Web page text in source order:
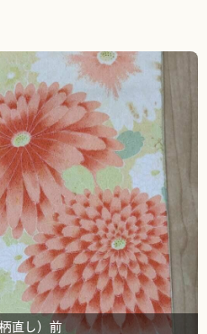
直し）前